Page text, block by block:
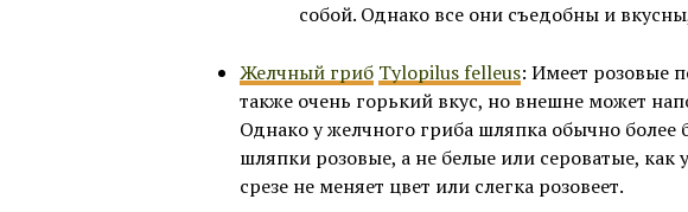
собой. Однако все они съедобны и
Желчный гриб Tylopilus felleus: Имеет розовые
также очень горький вкус, но внешне может
Однако у желчного гриба шляпка обычно
шляпки розовые, а не белые или сероватые, как
срезе не меняет цвет или слегка розовеет.